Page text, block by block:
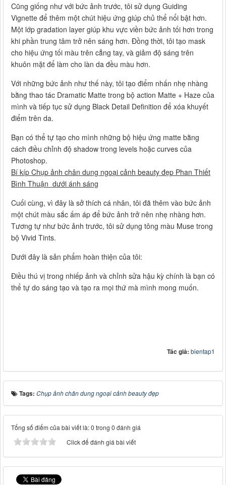
Cũng giống như với bức ảnh trước, tôi sử dụng Guiding
Vignette để thêm một chút hiệu ứng giúp chủ thể nổi bật hơn.
Một lớp gradation layer giúp khu vực viền bức ảnh tối hơn trong
khi phần trung tâm trở nên sáng hơn. Đồng thời, tôi tạo mask
cho hiệu ứng tối màu trên cẳng tay, và giảm độ sáng trên
khuôn mặt để làm cho làn da đều màu hơn.
Với những bức ảnh như thế này, tôi tạo điểm nhấn nhẹ nhàng
bằng thao tác Dramatic Matte trong bộ action Matte + Haze của
mình và tiếp tục sử dụng Black Detail Definition để xóa khuyết
điểm trên da.
Bạn có thể tự tạo cho mình những bộ hiệu ứng matte bằng
cách điều chỉnh độ shadow trong levels hoặc curves của
Photoshop.
Bí kíp Chụp ảnh chân dung ngoại cảnh beauty đẹp Phan Thiết
Bình Thuận dưới ánh sáng
Cuối cùng, vì đây là sở thích cá nhân, tôi đã thêm vào bức ảnh
một chút màu sắc ấm áp để bức ảnh trở nên nhẹ nhàng hơn.
Tương tự như bức ảnh trước, tôi sử dụng tông màu Muse trong
bộ Vivid Tints.
Dưới đây là sản phẩm hoàn thiện của tôi:
Điều thú vị trong nhiếp ảnh và chỉnh sửa hậu kỳ chính là bạn có
thể tự do sáng tạo và tạo ra mọi thứ mà mình mong muốn.
Tác giả: bientap1
Tags: Chụp ảnh chân dung ngoại cảnh beauty đẹp
Tổng số điểm của bài viết là: 0 trong 0 đánh giá
Click để đánh giá bài viết